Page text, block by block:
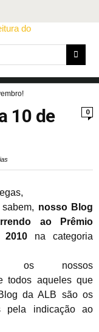
0
10 de
nosso Blog
ao Prêmio
2010 na categoria
os nossos
todos aqueles que
da ALB são os
pela indicação ao